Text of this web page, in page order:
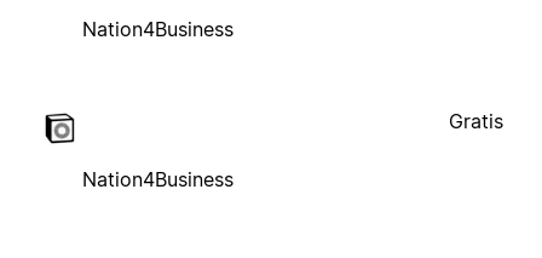
Nation4Business
Nation4Business
Gratis